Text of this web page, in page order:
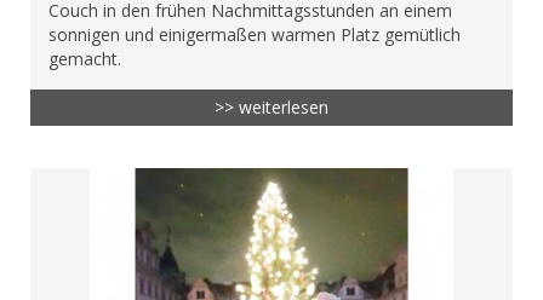
Couch in den frühen Nachmittagsstunden an einem
sonnigen und einigermaßen warmen Platz gemütlich
gemacht.
>> weiterlesen